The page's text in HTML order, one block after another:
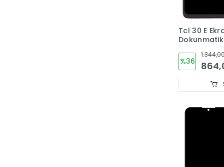
Tcl 30 E
%36